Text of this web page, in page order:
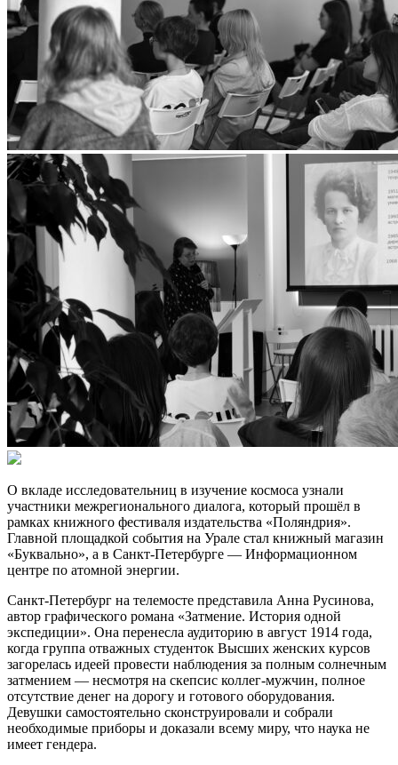
О вкладе исследовательниц в изучение космоса узнали
участники межрегионального диалога, который прошёл в
рамках книжного фестиваля издательства «Поляндрия».
Главной площадкой события на Урале стал книжный магазин
«Буквально», а в Санкт-Петербурге — Информационном
центре по атомной энергии.
Санкт-Петербург на телемосте представила Анна Русинова,
автор графического романа «Затмение. История одной
экспедиции». Она перенесла аудиторию в август 1914 года,
когда группа отважных студенток Высших женских курсов
загорелась идеей провести наблюдения за полным солнечным
затмением — несмотря на скепсис коллег-мужчин, полное
отсутствие денег на дорогу и готового оборудования.
Девушки самостоятельно сконструировали и собрали
необходимые приборы и доказали всему миру, что наука не
имеет гендера.